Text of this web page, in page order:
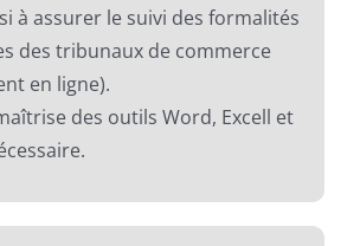
à assurer le suivi des formalités
des tribunaux de commerce
en ligne).
des outils Word, Excell et